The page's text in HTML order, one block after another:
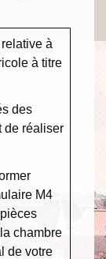
à
à titre
des
de réaliser
M4
chambre
de votre